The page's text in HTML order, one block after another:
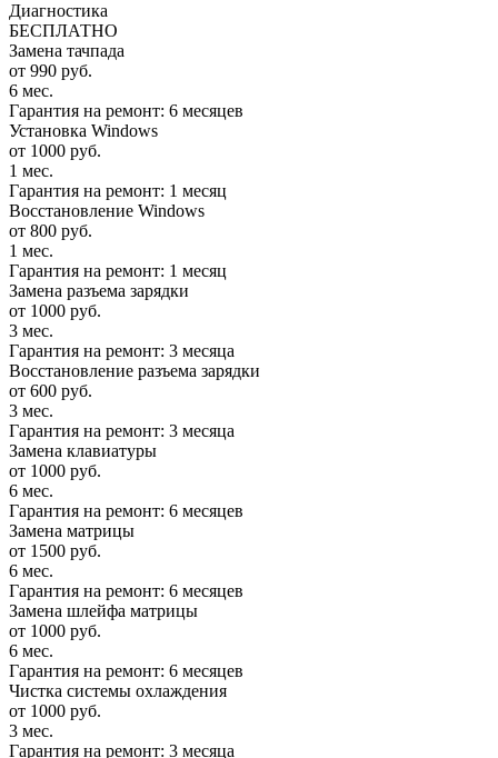
Диагностика
БЕСПЛАТНО
Замена тачпада
от 990 руб.
6 мес.
Гарантия на ремонт: 6 месяцев
Установка Windows
от 1000 руб.
1 мес.
Гарантия на ремонт: 1 месяц
Восстановление Windows
от 800 руб.
1 мес.
Гарантия на ремонт: 1 месяц
Замена разъема зарядки
от 1000 руб.
3 мес.
Гарантия на ремонт: 3 месяца
Восстановление разъема зарядки
от 600 руб.
3 мес.
Гарантия на ремонт: 3 месяца
Замена клавиатуры
от 1000 руб.
6 мес.
Гарантия на ремонт: 6 месяцев
Замена матрицы
от 1500 руб.
6 мес.
Гарантия на ремонт: 6 месяцев
Замена шлейфа матрицы
от 1000 руб.
6 мес.
Гарантия на ремонт: 6 месяцев
Чистка системы охлаждения
от 1000 руб.
3 мес.
Гарантия на ремонт: 3 месяца